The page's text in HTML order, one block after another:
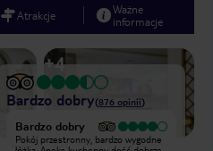
Atrakcje
Ważne
informacje
Next slide
1/10
+4
Bardzo dobry(876 opinii)
Bardzo dobry
Pokój przestronny, bardzo wygodne